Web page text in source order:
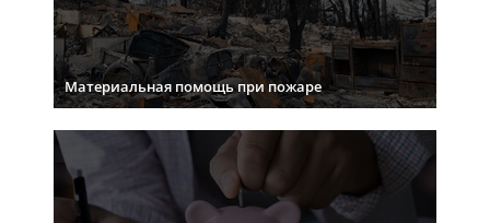
Материальная помощь при пожаре